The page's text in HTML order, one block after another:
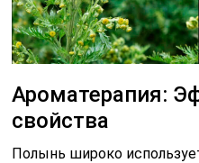
Ароматерапия:
свойства
Полынь широко